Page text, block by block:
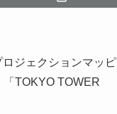
ジェクションマッピ
TOKYO TOWER